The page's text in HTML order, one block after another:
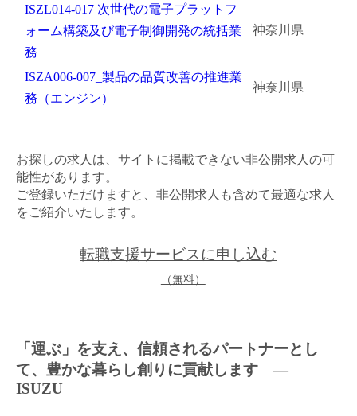
ISZL014-017 次世代の電子プラットフ
ォーム構築及び電子制御開発の統括業
務
神奈川県
ISZA006-007_製品の品質改善の推進業
務（エンジン）
神奈川県
お探しの求人は、サイトに掲載できない非公開求人の可
能性があります。
ご登録いただけますと、非公開求人も含めて最適な求人
をご紹介いたします。
転職支援サービスに申し込む
（無料）
「運ぶ」を支え、信頼されるパートナーとし
て、豊かな暮らし創りに貢献します ―
ISUZU